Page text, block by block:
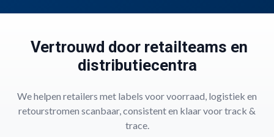
Vertrouwd door retailteams en
distributiecentra
We helpen retailers met labels voor voorraad, logistiek en
retourstromen scanbaar, consistent en klaar voor track &
trace.